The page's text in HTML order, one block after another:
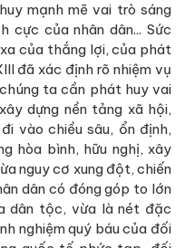
mạnh mẽ vai trò sáng
của nhân dân... Sức
của thắng lợi, của phát
đã xác định rõ nhiệm vụ
ta cần phát huy vai
dựng nền tảng xã hội,
vào chiều sâu, ổn định,
hòa bình, hữu nghị, xây
nguy cơ xung đột, chiến
dân có đóng góp to lớn
dân tộc, vừa là nét đặc
nghiệm quý báu của đối